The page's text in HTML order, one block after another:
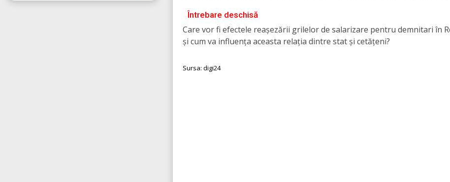
Întrebare deschisă
Care vor fi efectele reașezării grilelor de salarizare pentru demnitari în
și cum va influența aceasta relația dintre stat și cetățeni?
Sursa: digi24